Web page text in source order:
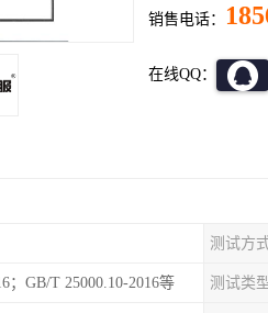
销售电话：
在线QQ：
测试方
；GB/T 25000.10-2016等 测试类